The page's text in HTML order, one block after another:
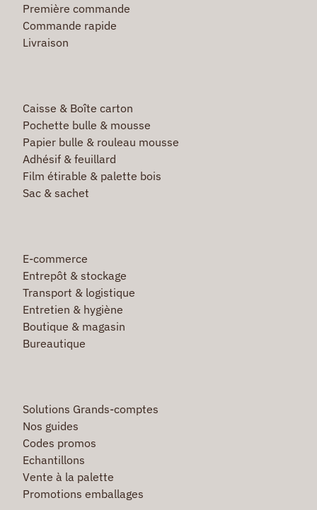
Première commande
Commande rapide
Livraison
Caisse & Boîte carton
Pochette bulle & mousse
Papier bulle & rouleau mousse
Adhésif & feuillard
Film étirable & palette bois
Sac & sachet
E-commerce
Entrepôt & stockage
Transport & logistique
Entretien & hygiène
Boutique & magasin
Bureautique
Solutions Grands-comptes
Nos guides
Codes promos
Echantillons
Vente à la palette
Promotions emballages